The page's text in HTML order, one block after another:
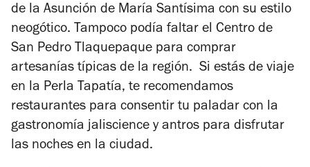
de la Asunción de María Santísima con su estilo
neogótico. Tampoco podía faltar el Centro de
San Pedro Tlaquepaque para comprar
artesanías típicas de la región. Si estás de viaje
en la Perla Tapatía, te recomendamos
restaurantes para consentir tu paladar con la
gastronomía jaliscience y antros para disfrutar
las noches en la ciudad.